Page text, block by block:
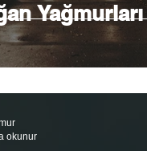
Yağmurları
okunur